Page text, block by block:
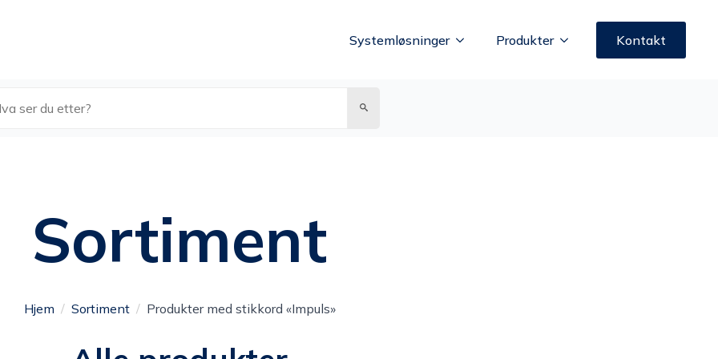
Systemløsninger Produkter Kontakt
Sortiment
Hjem Sortiment Produkter med stikkord «Impuls»